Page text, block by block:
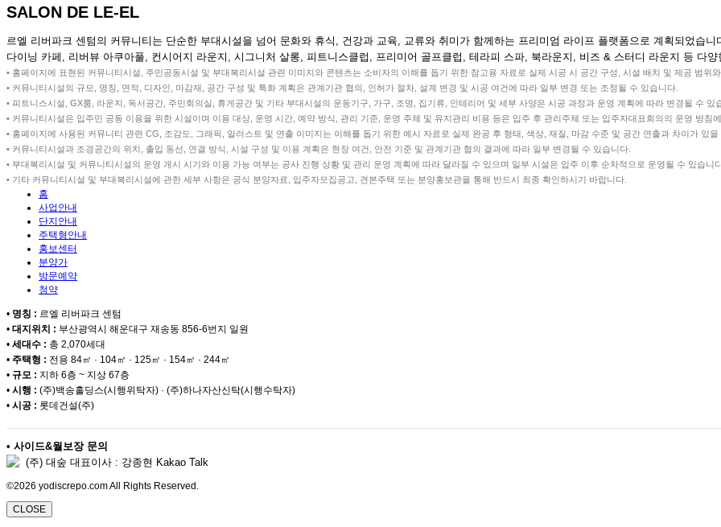
SALON DE LE-EL
르엘 리버파크 센텀의 커뮤니티는 단순한 부대시설을 넘어 문화와 휴식, 건강과 교육, 교류와 취미가 함께하는 프리미엄 라이프 플랫폼으로 계획되었습니
다이닝 카페, 리버뷰 아쿠아풀, 컨시어지 라운지, 시그니처 살롱, 피트니스클럽, 프리미어 골프클럽, 테라피 스파, 북라운지, 비즈 & 스터디 라운지 등 다
• 홈페이지에 표현된 커뮤니티시설, 주민공동시설 및 부대복리시설 관련 이미지와 콘텐츠는 소비자의 이해를 돕기 위한 참고용 자료로 실제 시공 시 공간 구성, 시설 배치 및 제공 범위
• 커뮤니티시설의 규모, 명칭, 면적, 디자인, 마감재, 공간 구성 및 특화 계획은 관계기관 협의, 인허가 절차, 설계 변경 및 시공 여건에 따라 일부 변경 또는 조정될 수 있습니다.
• 피트니스시설, GX룸, 라운지, 독서공간, 주민회의실, 휴게공간 및 기타 부대시설의 운동기구, 가구, 조명, 집기류, 인테리어 및 세부 사양은 시공 과정과 운영 계획에 따라 변경될 수 있
• 커뮤니티시설은 입주민 공동 이용을 위한 시설이며 이용 대상, 운영 시간, 예약 방식, 관리 기준, 운영 주체 및 유지관리 비용 등은 입주 후 관리주체 또는 입주자대표회의의 운영 방침
• 홈페이지에 사용된 커뮤니티 관련 CG, 조감도, 그래픽, 일러스트 및 연출 이미지는 이해를 돕기 위한 예시 자료로 실제 완공 후 형태, 색상, 재질, 마감 수준 및 공간 연출과 차이가 있을
• 커뮤니티시설과 조경공간의 위치, 출입 동선, 연결 방식, 시설 구성 및 이용 계획은 현장 여건, 안전 기준 및 관계기관 협의 결과에 따라 일부 변경될 수 있습니다.
• 부대복리시설 및 커뮤니티시설의 운영 개시 시기와 이용 가능 여부는 공사 진행 상황 및 관리 운영 계획에 따라 달라질 수 있으며 일부 시설은 입주 이후 순차적으로 운영될 수 있습니
• 기타 커뮤니티시설 및 부대복리시설에 관한 세부 사항은 공식 분양자료, 입주자모집공고, 견본주택 또는 분양홍보관을 통해 반드시 최종 확인하시기 바랍니다.
홈
사업안내
단지안내
주택형안내
홍보센터
분양가
방문예약
청약
• 명칭 : 르엘 리버파크 센텀
• 대지위치 : 부산광역시 해운대구 재송동 856-6번지 일원
• 세대수 : 총 2,070세대
• 주택형 : 전용 84㎡ · 104㎡ · 125㎡ · 154㎡ · 244㎡
• 규모 : 지하 6층 ~ 지상 67층
• 시행 : (주)백송홀딩스(시행위탁자) · (주)하나자산신탁(시행수탁자)
• 시공 : 롯데건설(주)
• 사이드&월보장 문의
(주) 대숲 대표이사 : 강종현 Kakao Talk
©2026 yodiscrepo.com All Rights Reserved.
CLOSE